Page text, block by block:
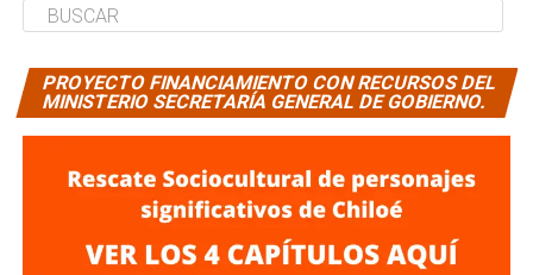
PROYECTO FINANCIAMIENTO CON RECURSOS DEL
MINISTERIO SECRETARÍA GENERAL DE GOBIERNO.